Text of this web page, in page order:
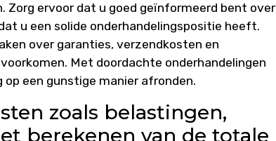
Zorg ervoor dat u goed geïnformeerd bent over
u een solide onderhandelingspositie heeft.
over garanties, verzendkosten en
Met doordachte onderhandelingen
een gunstige manier afronden.
zoals belastingen,
berekenen van de totale